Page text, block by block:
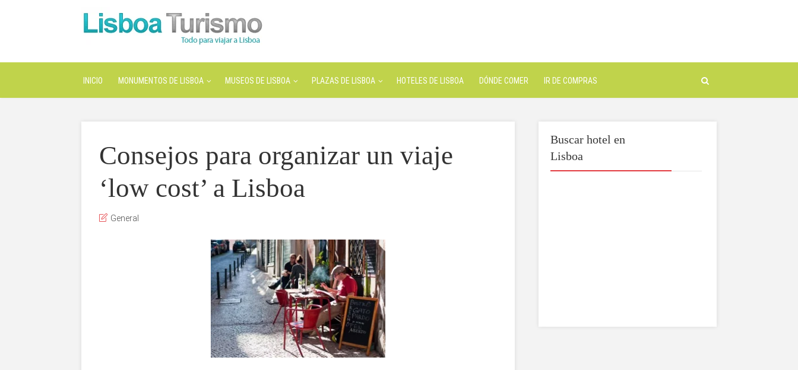
INICIO MONUMENTOS DE LISBOA MUSEOS DE LISBOA PLAZAS DE LISBOA HOTELES DE LISBOA DÓNDE COMER IR DE COMPRAS
Consejos para organizar un viaje
‘low cost’ a Lisboa
General
Buscar hotel en
Lisboa